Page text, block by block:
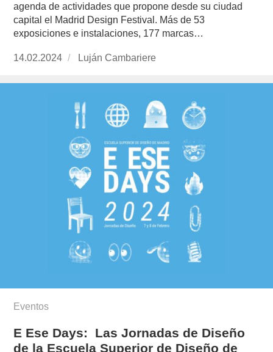
agenda de actividades que propone desde su ciudad
capital el Madrid Design Festival. Más de 53
exposiciones e instalaciones, 177 marcas…
Publicado
14.02.2024
https://www.experimenta.es/author/lujan-
Luján Cambariere
Eventos
E Ese Days: Las Jornadas de Diseño
de la Escuela Superior de Diseño de